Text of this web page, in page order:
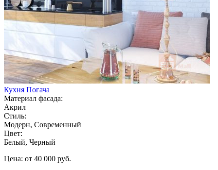
Кухня Погача
Материал фасада:
Акрил
Стиль:
Модерн, Современный
Цвет:
Белый, Черный
Цена: от 40 000 руб.